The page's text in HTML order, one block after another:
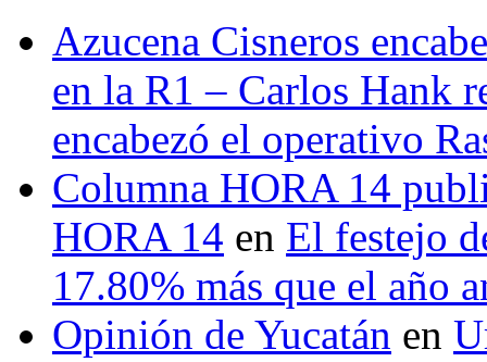
Azucena Cisneros
en la R1 – Carlos Hank
encabezó el operativo
Columna HORA 14
HORA 14 en El festejo
17.80% más que el año
Opinión de Yucatán en